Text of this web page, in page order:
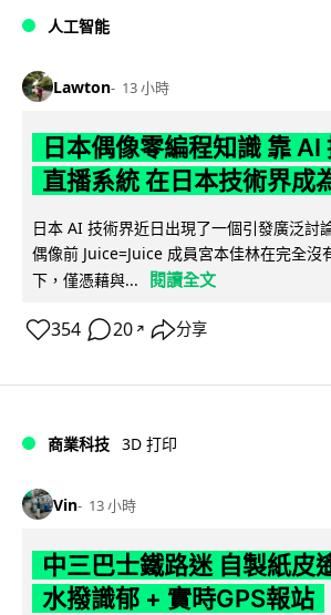
人工智能
Lawton 13 小時
日本偶像零編程知識 靠 AI
直播系統 在日本技術界成
日本 AI 技術界近日出現了一個引發廣泛討
偶像前 Juice=Juice 成員宮本佳林在完全沒
下，僅憑藉與...
閱讀全文
354 20 ↗ 分享
商業科技 3D 打印
Vin 13 小時
中三巴士鐵路迷 自製紙皮
水撥識郁 + 實時GPS報站